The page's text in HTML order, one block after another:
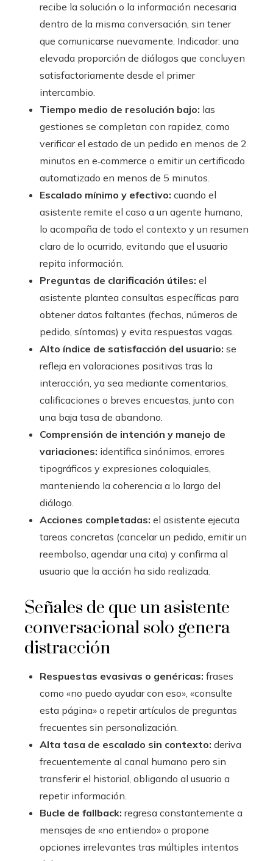
recibe la solución o la información necesaria
dentro de la misma conversación, sin tener
que comunicarse nuevamente. Indicador: una
elevada proporción de diálogos que concluyen
satisfactoriamente desde el primer
intercambio.
Tiempo medio de resolución bajo: las
gestiones se completan con rapidez, como
verificar el estado de un pedido en menos de 2
minutos en e‑commerce o emitir un certificado
automatizado en menos de 5 minutos.
Escalado mínimo y efectivo: cuando el
asistente remite el caso a un agente humano,
lo acompaña de todo el contexto y un resumen
claro de lo ocurrido, evitando que el usuario
repita información.
Preguntas de clarificación útiles: el
asistente plantea consultas específicas para
obtener datos faltantes (fechas, números de
pedido, síntomas) y evita respuestas vagas.
Alto índice de satisfacción del usuario: se
refleja en valoraciones positivas tras la
interacción, ya sea mediante comentarios,
calificaciones o breves encuestas, junto con
una baja tasa de abandono.
Comprensión de intención y manejo de
variaciones: identifica sinónimos, errores
tipográficos y expresiones coloquiales,
manteniendo la coherencia a lo largo del
diálogo.
Acciones completadas: el asistente ejecuta
tareas concretas (cancelar un pedido, emitir un
reembolso, agendar una cita) y confirma al
usuario que la acción ha sido realizada.
Señales de que un asistente
conversacional solo genera
distracción
Respuestas evasivas o genéricas: frases
como «no puedo ayudar con eso», «consulte
esta página» o repetir artículos de preguntas
frecuentes sin personalización.
Alta tasa de escalado sin contexto: deriva
frecuentemente al canal humano pero sin
transferir el historial, obligando al usuario a
repetir información.
Bucle de fallback: regresa constantemente a
mensajes de «no entiendo» o propone
opciones irrelevantes tras múltiples intentos